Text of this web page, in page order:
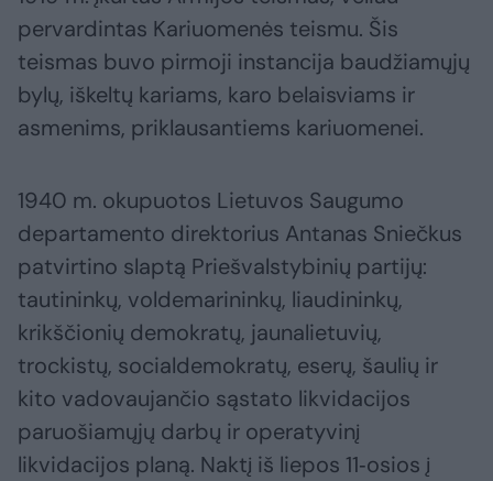
pervardintas Kariuomenės teismu. Šis
teismas buvo pirmoji instancija baudžiamųjų
bylų, iškeltų kariams, karo belaisviams ir
asmenims, priklausantiems kariuomenei.
1940 m. okupuotos Lietuvos Saugumo
departamento direktorius Antanas Sniečkus
patvirtino slaptą Priešvalstybinių partijų:
tautininkų, voldemarininkų, liaudininkų,
krikščionių demokratų, jaunalietuvių,
trockistų, socialdemokratų, eserų, šaulių ir
kito vadovaujančio sąstato likvidacijos
paruošiamųjų darbų ir operatyvinį
likvidacijos planą. Naktį iš liepos 11‑osios į